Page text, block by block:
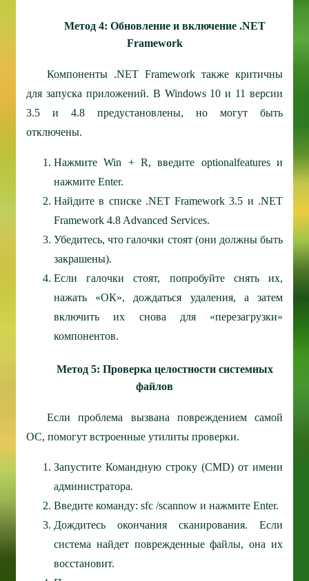
Метод 4: Обновление и включение .NET
Framework
Компоненты .NET Framework также критичны
для запуска приложений. В Windows 10 и 11 версии
3.5 и 4.8 предустановлены, но могут быть
отключены.
Нажмите Win + R, введите optionalfeatures и
нажмите Enter.
Найдите в списке .NET Framework 3.5 и .NET
Framework 4.8 Advanced Services.
Убедитесь, что галочки стоят (они должны быть
закрашены).
Если галочки стоят, попробуйте снять их,
нажать «ОК», дождаться удаления, а затем
включить их снова для «перезагрузки»
компонентов.
Метод 5: Проверка целостности системных
файлов
Если проблема вызвана повреждением самой
ОС, помогут встроенные утилиты проверки.
Запустите Командную строку (CMD) от имени
администратора.
Введите команду: sfc /scannow и нажмите Enter.
Дождитесь окончания сканирования. Если
система найдет поврежденные файлы, она их
восстановит.